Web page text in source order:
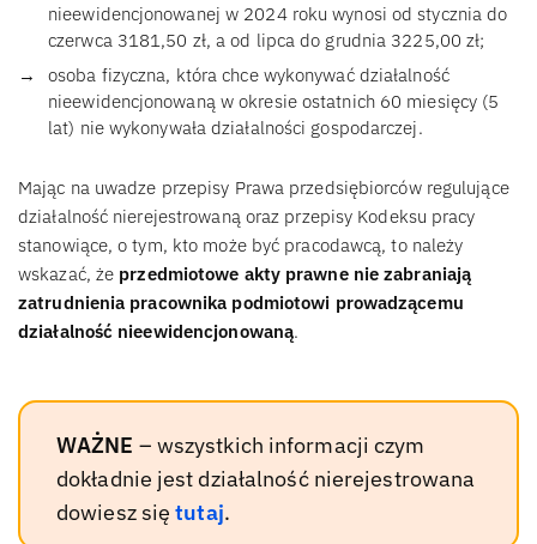
nieewidencjonowanej w 2024 roku wynosi od stycznia do
czerwca 3181,50 zł, a od lipca do grudnia 3225,00 zł;
osoba fizyczna, która chce wykonywać działalność
nieewidencjonowaną w okresie ostatnich 60 miesięcy (5
lat) nie wykonywała działalności gospodarczej.
Mając na uwadze przepisy Prawa przedsiębiorców regulujące
działalność nierejestrowaną oraz przepisy Kodeksu pracy
stanowiące, o tym, kto może być pracodawcą, to należy
wskazać, że przedmiotowe akty prawne nie zabraniają
zatrudnienia pracownika podmiotowi prowadzącemu
działalność nieewidencjonowaną.
WAŻNE – wszystkich informacji czym
dokładnie jest działalność nierejestrowana
dowiesz siętutaj.